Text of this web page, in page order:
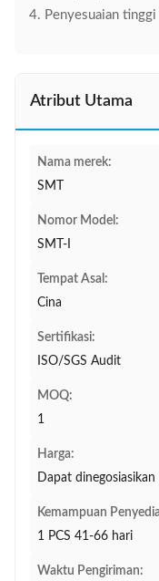
4. Penyesuaian
Atribut Utama
Nama merek:
SMT
Nomor Model:
SMT-I
Tempat Asal:
Cina
Sertifikasi:
ISO/SGS Audit
MOQ:
1
Harga:
Dapat dinegosiasikan
Kemampuan
1 PCS 41-66 hari
Waktu Pengiriman: